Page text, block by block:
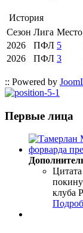
История
Сезон Лига Место
2026
ПФЛ 5
2026
ПФЛ 3
:: Powered by
Первые лица
клуба